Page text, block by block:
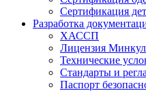
Сертификация
Разработка
ХАССП
Лицензия
Технические
Стандарты и
Паспорт